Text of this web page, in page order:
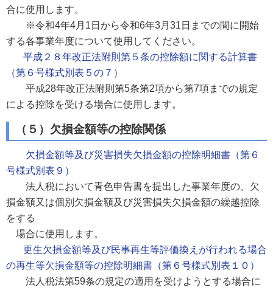
合に使用します。
※令和4年4月1日から令和6年3月31日までの間に開始
する各事業年度について使用してください。
平成２８年改正法附則第５条の控除額に関する計算書
（第６号様式別表５の７）
平成28年改正法附則第5条第2項から第7項までの規定
による控除を受ける場合に使用します。
（５）欠損金額等の控除関係
欠損金額等及び災害損失欠損金額の控除明細書（第６
号様式別表９）
法人税において青色申告書を提出した事業年度の、欠
損金額又は個別欠損金額及び災害損失欠損金額の繰越控除
をする
場合に使用します。
更生欠損金額等及び民事再生等評価換えが行われる場合
の再生等欠損金額等の控除明細書（第６号様式別表１０）
法人税法第59条の規定の適用を受けようとする場合に